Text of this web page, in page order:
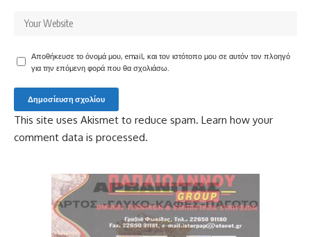
Αποθήκευσε το όνομά μου, email, και τον ιστότοπο μου σε αυτόν τον πλοηγό
για την επόμενη φορά που θα σχολιάσω.
This site uses Akismet to reduce spam. Learn how your
comment data is processed.